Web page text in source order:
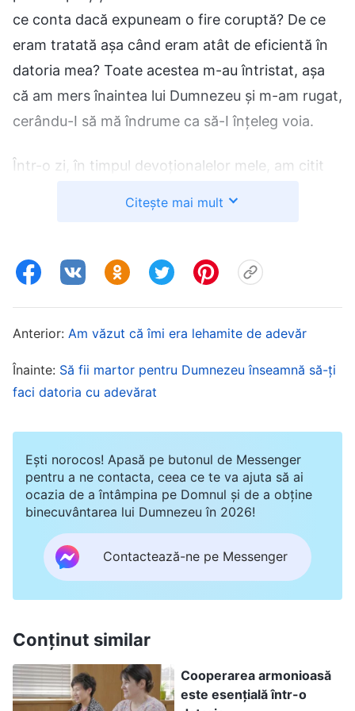
ce conta dacă expuneam o fire coruptă? De ce
eram tratată așa când eram atât de eficientă în
datoria mea? Toate acestea m-au întristat, așa
că am mers înaintea lui Dumnezeu și m-am rugat,
cerându-I să mă îndrume ca să-I înțeleg voia.
Într-o zi, în timpul devoționalelor mele, am citit
trebui să evaluezi dacă o persoană urmărește
îndeplinirea îndatoririlor și în acțiunile sale
Din firea sa, poți să vezi dacă a obținut vreo
schimbare sau a dobândit vreo intrare în viață.
Dacă un om nu afișează decât firi corupte
cineva care urmărește adevărul. Au intrare în
viață cei care nu urmăresc adevărul? Nu, deloc.
Lucrurile pe care le fac în fiecare zi, alergătura,
sacrificiul, suferința lor, prețul pe care îl plătesc,
indiferent ce fac – totul este un serviciu și ei
sunt făcători de servicii. Indiferent de câți ani
contează cel mai mult este dacă iubește
adevărul. Ceea ce o persoană iubește și
urmărește poate fi văzut din ceea ce îi place să
Citește mai mult
Anterior: Am văzut că îmi era lehamite de adevăr
Înainte: Să fii martor pentru Dumnezeu înseamnă să-ți
faci datoria cu adevărat
Ești norocos! Apasă pe butonul de Messenger
pentru a ne contacta, ceea ce te va ajuta să ai
ocazia de a întâmpina pe Domnul și de a obține
binecuvântarea lui Dumnezeu în 2026!
Contactează-ne pe Messenger
Conținut similar
Cooperarea armonioasă
este esențială într-o